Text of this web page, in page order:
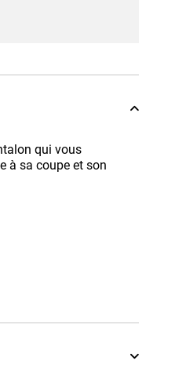
qui vous
à sa coupe et son